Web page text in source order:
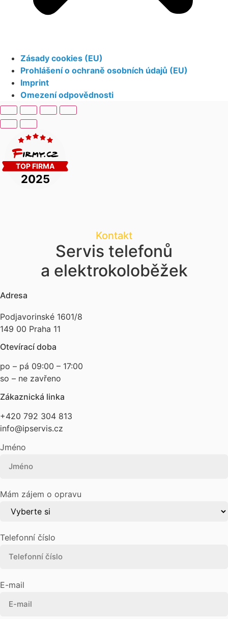
Zásady cookies (EU)
Prohlášení o ochraně osobních údajů (EU)
Imprint
Omezení odpovědnosti
Kontakt
Servis telefonů
a elektrokoloběžek
Adresa
Podjavorinské 1601/8
149 00 Praha 11
Otevírací doba
po – pá 09:00 – 17:00
so – ne zavřeno
Zákaznická linka
+420 792 304 813
info@ipservis.cz
Jméno
Mám zájem o opravu
Telefonní číslo
E-mail